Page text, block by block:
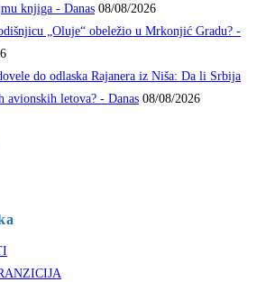
knjiga - Danas 08/08/2026
„Oluje“ obeležio u Mrkonjić Gradu? -
do odlaska Rajanera iz Niša: Da li Srbija
avionskih letova? - Danas 08/08/2026